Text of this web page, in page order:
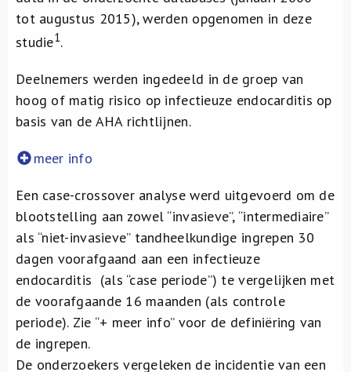
tot augustus 2015), werden opgenomen in deze
studie1.
Deelnemers werden ingedeeld in de groep van
hoog of matig risico op infectieuze endocarditis op
basis van de AHA richtlijnen.
meer info
Een case-crossover analyse werd uitgevoerd om de
blootstelling aan zowel “invasieve”, “intermediaire”
als “niet-invasieve” tandheelkundige ingrepen 30
dagen voorafgaand aan een infectieuze
endocarditis (als “case periode”) te vergelijken met
de voorafgaande 16 maanden (als controle
periode). Zie “+ meer info” voor de definiëring van
de ingrepen.
De onderzoekers vergeleken de incidentie van een